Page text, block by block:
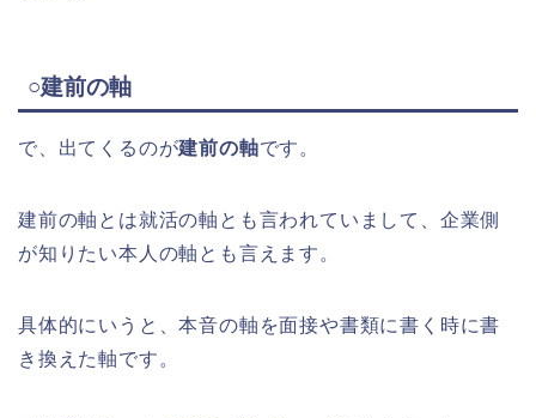
○建前の軸
で、出てくるのが建前の軸です。
建前の軸とは就活の軸とも言われていまして、企業側
が知りたい本人の軸とも言えます。
具体的にいうと、本音の軸を面接や書類に書く時に書
き換えた軸です。